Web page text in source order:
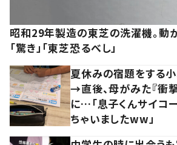
昭和29年製造の東芝の洗濯機。
「驚き」「東芝恐るべし」
夏休みの宿題をする
→直後、母がみた『衝
に…「息子くんサイコ
ちゃいましたww」